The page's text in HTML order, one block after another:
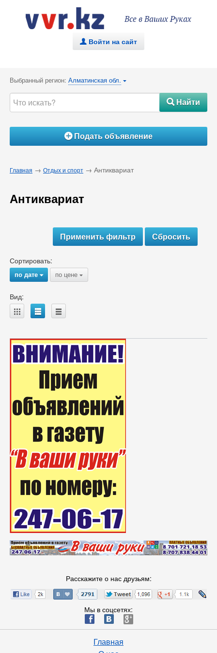
Все в Ваших Руках
. Войти на сайт
Выбранный регион: Алматинская обл. {
#Найти
ÁПодать объявление
Главная → Отдых и спорт → Антиквариат
Антиквариат
Сортировать:
по дате{ по цене {
Вид:
A B C
Расскажите о нас друзьям:
Мы в соцсетях:
ä æ è
Главная